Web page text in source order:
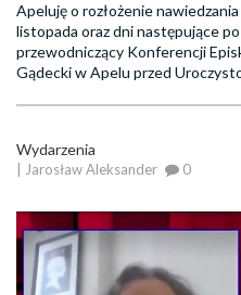
Apeluję o rozłożenie
listopada oraz dni następujące
przewodniczący Konferencji
Gądecki w Apelu przed
Wydarzenia
| Jarosław Aleksander 0